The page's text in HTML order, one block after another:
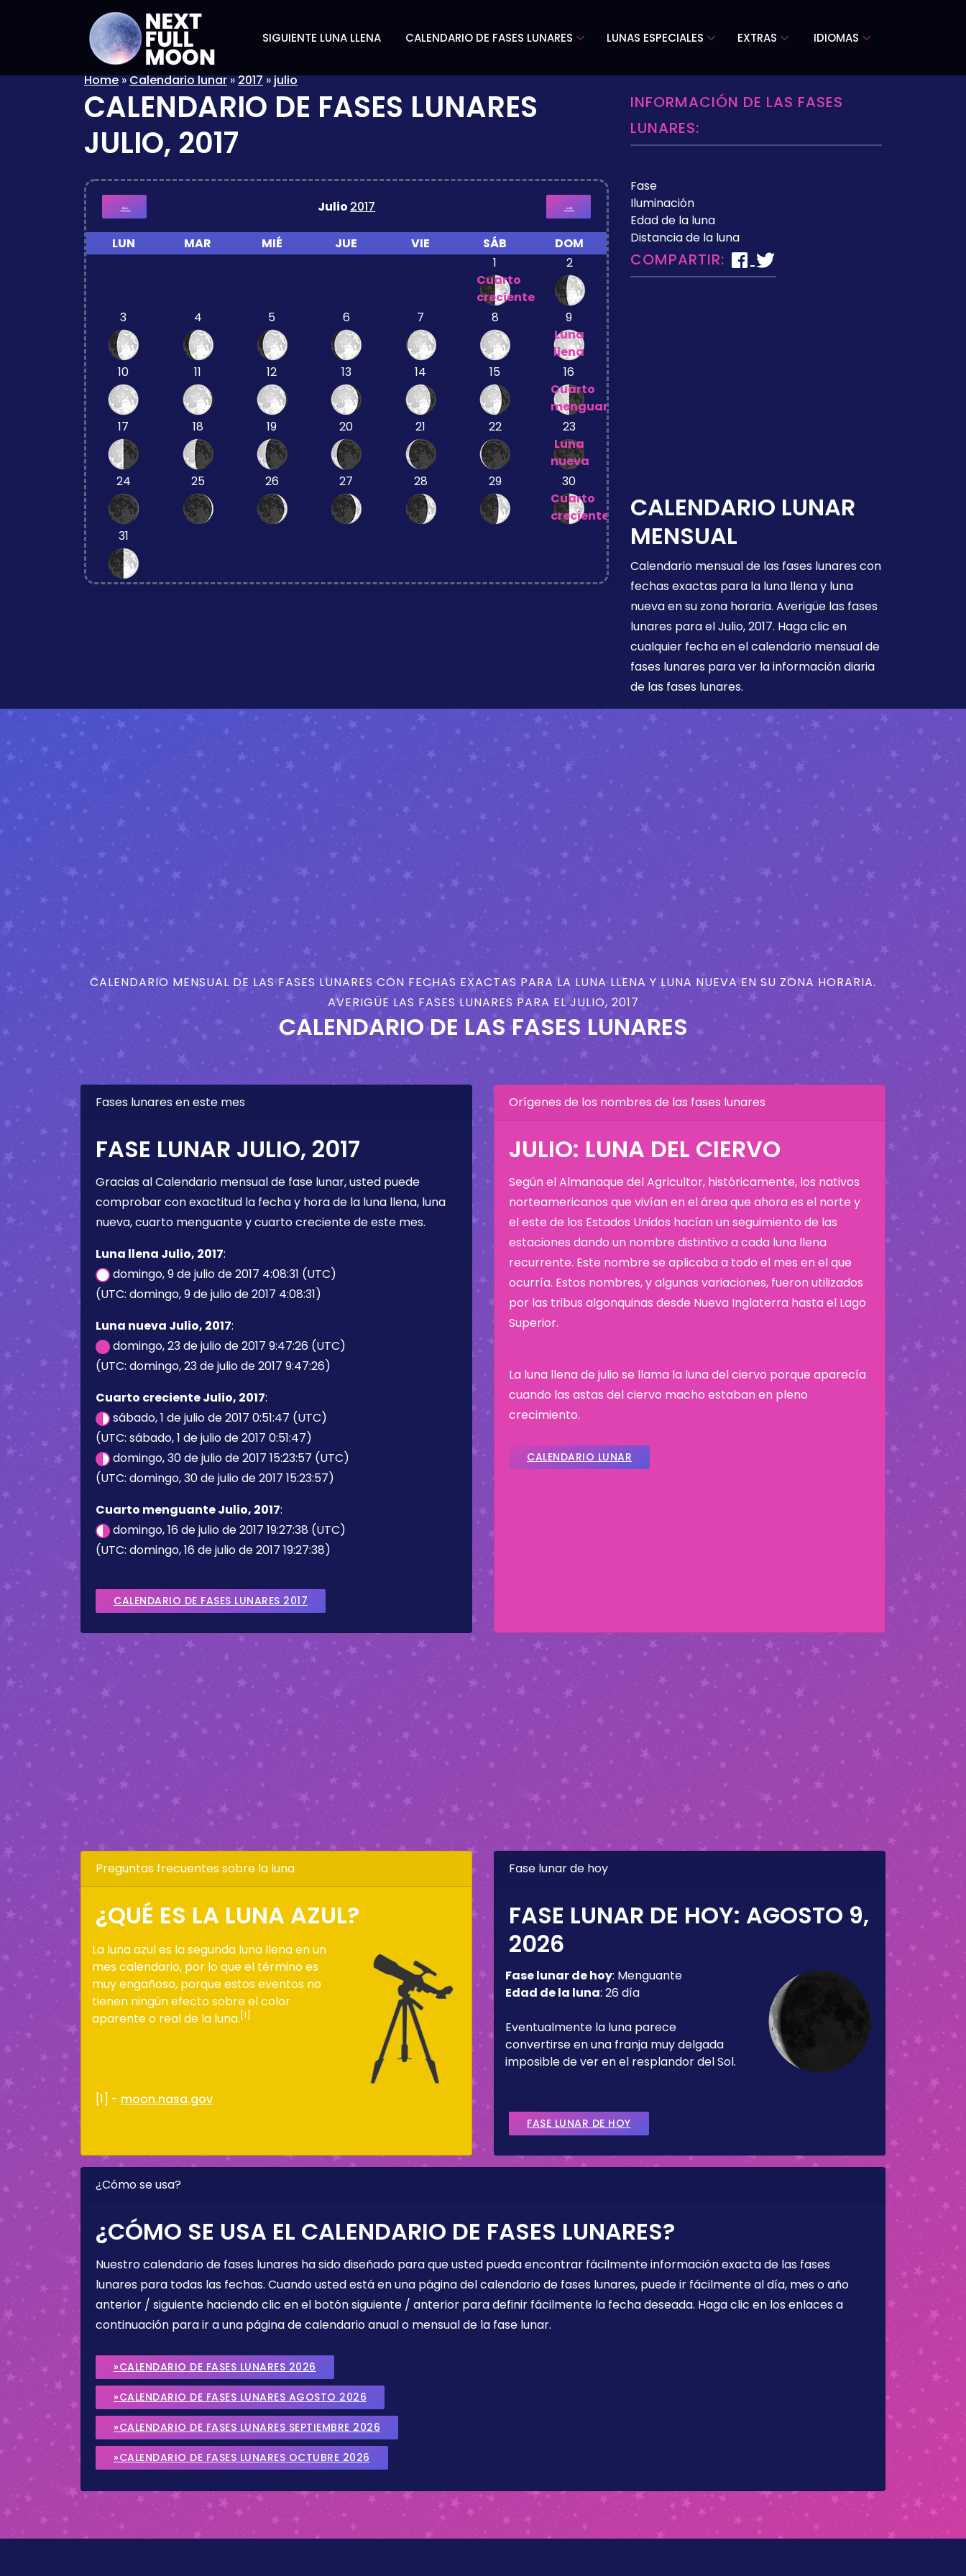
SIGUIENTE LUNA LLENA CALENDARIO DE FASES LUNARES LUNAS ESPECIALES EXTRAS IDIOMAS
Home»Calendario lunar»2017»julio
CALENDARIO DE FASES LUNARES
JULIO, 2017
← Julio 2017 →
LUN MAR MIÉ JUE VIE SÁB
DOM
1
Cuarto
creciente
2
3 4 5 6 7 8
9
Luna
llena
10
11 12 13 14 15
16
Cuarto
menguante
17
18 19 20 21 22
23
Luna
nueva
24
25 26 27 28 29
30
Cuarto
creciente
31
INFORMACIÓN DE LAS FASES
LUNARES:
Fase
Iluminación
Edad de la luna
Distancia de la luna
COMPARTIR:
CALENDARIO LUNAR
MENSUAL
Calendario mensual de las fases lunares con
fechas exactas para la luna llena y luna
nueva en su zona horaria. Averigüe las fases
lunares para el Julio, 2017. Haga clic en
cualquier fecha en el calendario mensual de
fases lunares para ver la información diaria
de las fases lunares.
CALENDARIO MENSUAL DE LAS FASES LUNARES CON FECHAS EXACTAS PARA LA LUNA LLENA Y LUNA NUEVA EN SU ZONA HORARIA.
AVERIGÜE LAS FASES LUNARES PARA EL JULIO, 2017
CALENDARIO DE LAS FASES LUNARES
Fases lunares en este mes
FASE LUNAR JULIO, 2017
Gracias al Calendario mensual de fase lunar, usted puede
comprobar con exactitud la fecha y hora de la luna llena, luna
nueva, cuarto menguante y cuarto creciente de este mes.
Luna llena Julio, 2017:
domingo, 9 de julio de 2017 4:08:31 (UTC)
(UTC: domingo, 9 de julio de 2017 4:08:31)
Luna nueva Julio, 2017:
domingo, 23 de julio de 2017 9:47:26 (UTC)
(UTC: domingo, 23 de julio de 2017 9:47:26)
Cuarto creciente Julio, 2017:
sábado, 1 de julio de 2017 0:51:47 (UTC)
(UTC: sábado, 1 de julio de 2017 0:51:47)
domingo, 30 de julio de 2017 15:23:57 (UTC)
(UTC: domingo, 30 de julio de 2017 15:23:57)
Cuarto menguante Julio, 2017:
domingo, 16 de julio de 2017 19:27:38 (UTC)
(UTC: domingo, 16 de julio de 2017 19:27:38)
CALENDARIO DE FASES LUNARES 2017
Orígenes de los nombres de las fases lunares
JULIO: LUNA DEL CIERVO
Según el Almanaque del Agricultor, históricamente, los nativos
norteamericanos que vivían en el área que ahora es el norte y
el este de los Estados Unidos hacían un seguimiento de las
estaciones dando un nombre distintivo a cada luna llena
recurrente. Este nombre se aplicaba a todo el mes en el que
ocurría. Estos nombres, y algunas variaciones, fueron utilizados
por las tribus algonquinas desde Nueva Inglaterra hasta el Lago
Superior.
La luna llena de julio se llama la luna del ciervo porque aparecía
cuando las astas del ciervo macho estaban en pleno
crecimiento.
CALENDARIO LUNAR
Preguntas frecuentes sobre la luna
¿QUÉ ES LA LUNA AZUL?
La luna azul es la segunda luna llena en un
mes calendario, por lo que el término es
muy engañoso, porque estos eventos no
tienen ningún efecto sobre el color
aparente o real de la luna. [1]
[1] - moon.nasa.gov
Fase lunar de hoy
FASE LUNAR DE HOY: AGOSTO 9,
2026
Fase lunar de hoy: Menguante
Edad de la luna: 26 día
Eventualmente la luna parece
convertirse en una franja muy delgada
imposible de ver en el resplandor del Sol.
FASE LUNAR DE HOY
¿Cómo se usa?
¿CÓMO SE USA EL CALENDARIO DE FASES LUNARES?
Nuestro calendario de fases lunares ha sido diseñado para que usted pueda encontrar fácilmente información exacta de las fases
lunares para todas las fechas. Cuando usted está en una página del calendario de fases lunares, puede ir fácilmente al día, mes o año
anterior / siguiente haciendo clic en el botón siguiente / anterior para definir fácilmente la fecha deseada. Haga clic en los enlaces a
continuación para ir a una página de calendario anual o mensual de la fase lunar.
»CALENDARIO DE FASES LUNARES 2026
»CALENDARIO DE FASES LUNARES AGOSTO 2026
»CALENDARIO DE FASES LUNARES SEPTIEMBRE 2026
»CALENDARIO DE FASES LUNARES OCTUBRE 2026